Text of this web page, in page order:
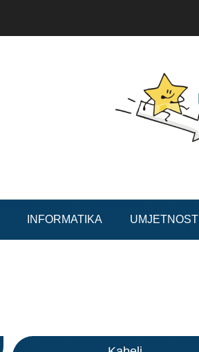
INFORMATIKA UMJETNOST